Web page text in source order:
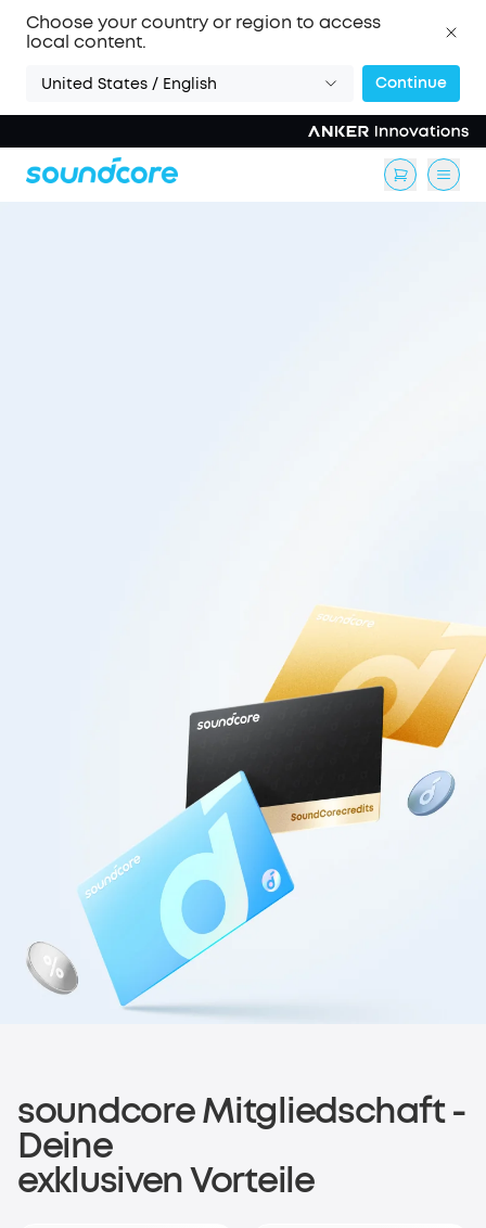
Choose your country or region to access
local content.
United States / English Continue
Melde dich für das
soundcoreCredits-
Prämienprogramm
soundcore Mitgliedschaft -
Deine
exklusiven Vorteile